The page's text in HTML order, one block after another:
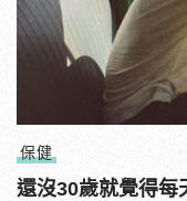
保健
還沒30歲就覺得每